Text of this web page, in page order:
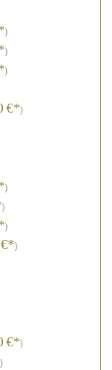
)
)
)
€*)
)
)
)
€*)
€*)
)